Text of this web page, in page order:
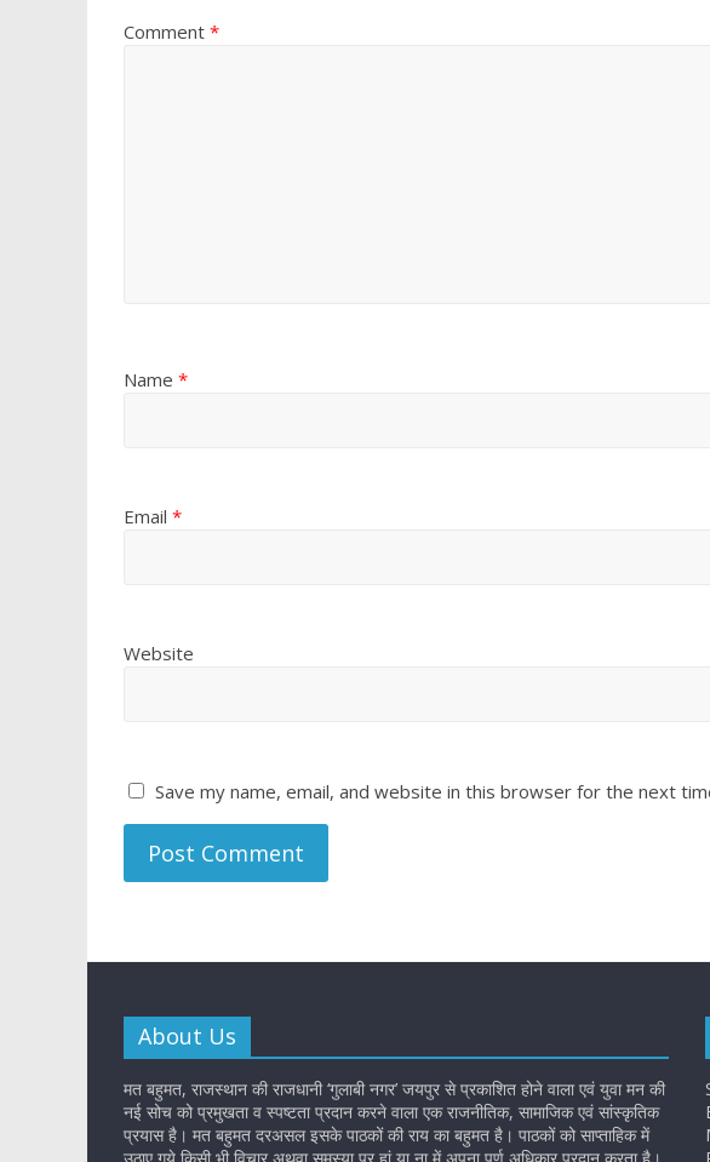
Comment *
Name *
Email *
Website
Save my name, email, and website in this browser for the next
About Us
मत बहुमत, राजस्थान की राजधानी ‘गुलाबी नगर’ जयपुर से प्रकाशित होने वाला एवं युवा मन की
नई सोच को प्रमुखता व स्पष्टता प्रदान करने वाला एक राजनीतिक, सामाजिक एवं सांस्कृतिक
प्रयास है। मत बहुमत दरअसल इसके पाठकों की राय का बहुमत है। पाठकों को साप्ताहिक में